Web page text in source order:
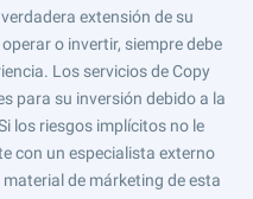
extensión de su
o invertir, siempre debe
Los servicios de Copy
para su inversión debido a la
los riesgos implícitos no le
con un especialista externo
de márketing de esta